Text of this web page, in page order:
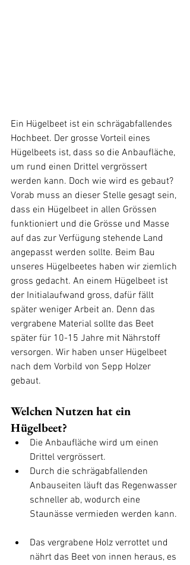
Ein Hügelbeet ist ein schrägabfallendes
Hochbeet. Der grosse Vorteil eines
Hügelbeets ist, dass so die Anbaufläche,
um rund einen Drittel vergrössert
werden kann. Doch wie wird es gebaut?
Vorab muss an dieser Stelle gesagt sein,
dass ein Hügelbeet in allen Grössen
funktioniert und die Grösse und Masse
auf das zur Verfügung stehende Land
angepasst werden sollte. Beim Bau
unseres Hügelbeetes haben wir ziemlich
gross gedacht. An einem Hügelbeet ist
der Initialaufwand gross, dafür fällt
später weniger Arbeit an. Denn das
vergrabene Material sollte das Beet
später für 10-15 Jahre mit Nährstoff
versorgen. Wir haben unser Hügelbeet
nach dem Vorbild von Sepp Holzer
gebaut.
Welchen Nutzen hat ein
Hügelbeet?
Die Anbaufläche wird um einen
Drittel vergrössert.
Durch die schrägabfallenden
Anbauseiten läuft das Regenwasser
schneller ab, wodurch eine
Staunässe vermieden werden kann.
Das vergrabene Holz verrottet und
nährt das Beet von innen heraus, es